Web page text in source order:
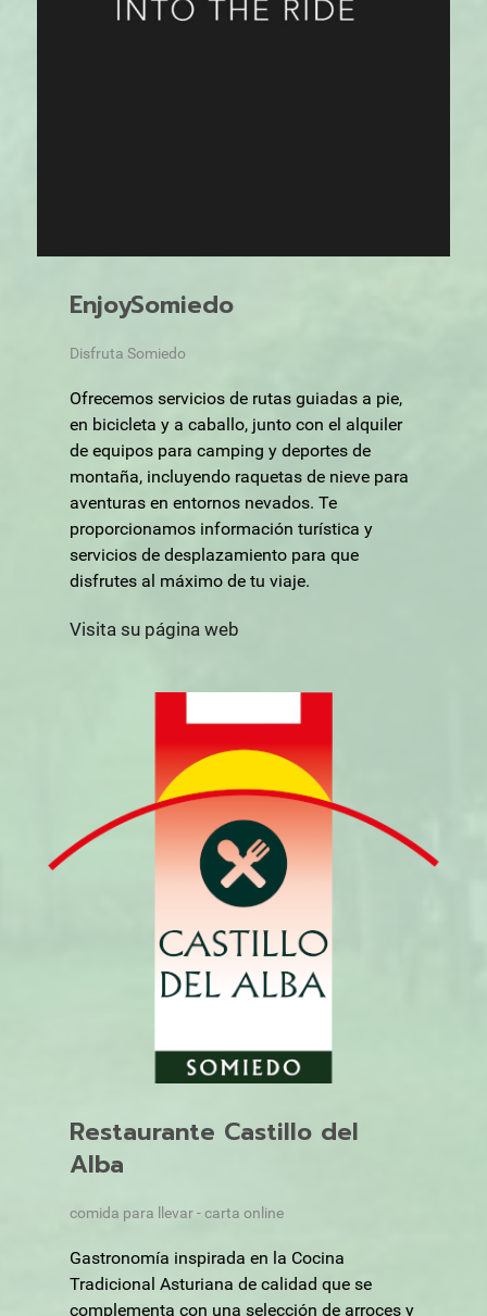
EnjoySomiedo
Disfruta Somiedo
Ofrecemos servicios de rutas guiadas a pie,
en bicicleta y a caballo, junto con el alquiler
de equipos para camping y deportes de
montaña, incluyendo raquetas de nieve para
aventuras en entornos nevados. Te
proporcionamos información turística y
servicios de desplazamiento para que
disfrutes al máximo de tu viaje.
Visita su página web
Restaurante Castillo del
Alba
comida para llevar - carta online
Gastronomía inspirada en la Cocina
Tradicional Asturiana de calidad que se
complementa con una selección de arroces y